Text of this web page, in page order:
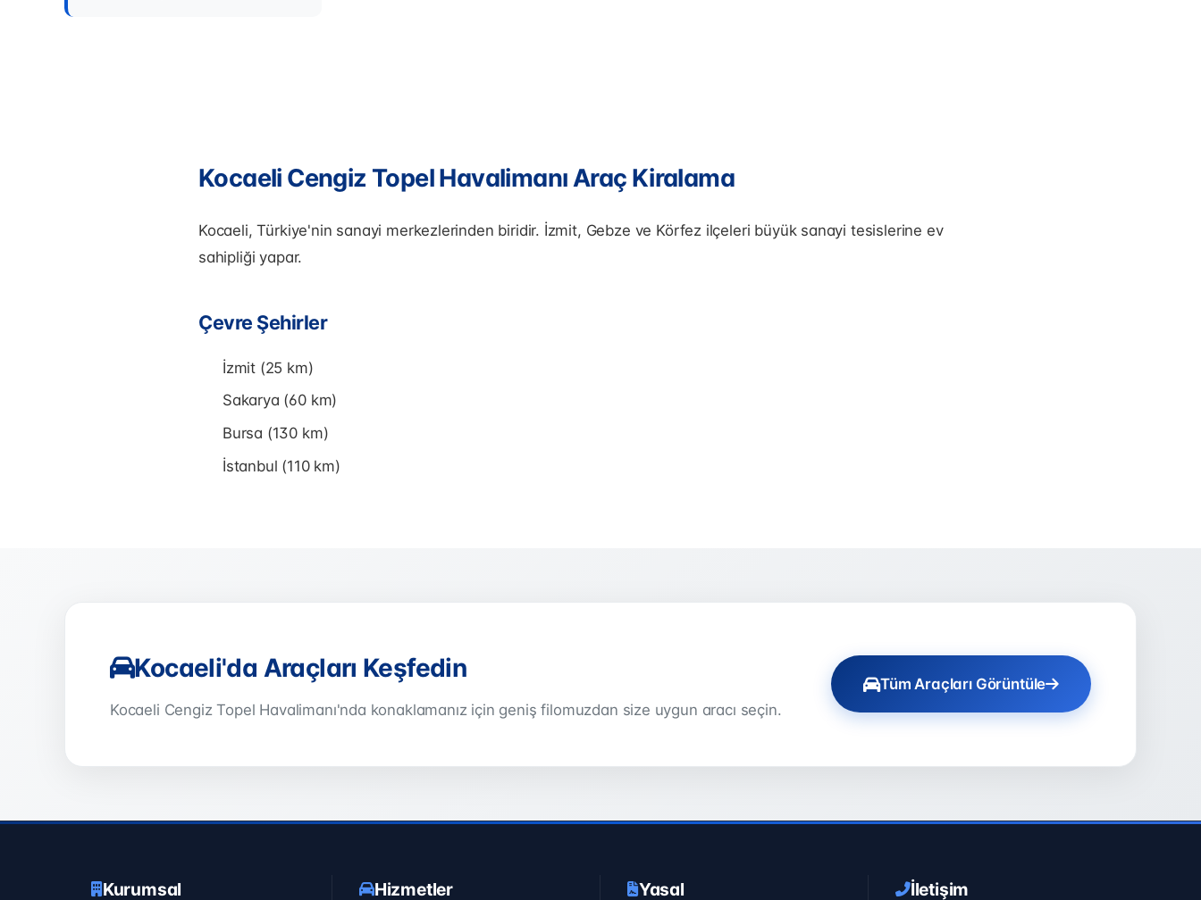
Kocaeli Cengiz Topel Havalimanı Araç Kiralama
Kocaeli, Türkiye'nin sanayi merkezlerinden biridir. İzmit, Gebze ve Körfez ilçeleri büyük sanayi tesislerine ev
sahipliği yapar.
Çevre Şehirler
İzmit (25 km)
Sakarya (60 km)
Bursa (130 km)
İstanbul (110 km)
Kocaeli'da Araçları Keşfedin
Kocaeli Cengiz Topel Havalimanı'nda konaklamanız için geniş filomuzdan size uygun aracı seçin.
Tüm Araçları Görüntüle
Kurumsal Hizmetler Yasal İletişim